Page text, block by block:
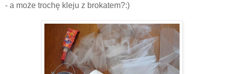
- a może trochę kleju z brokatem?:)